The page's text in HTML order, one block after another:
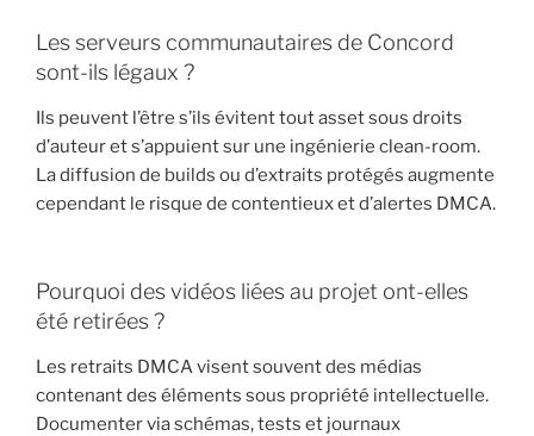
Les serveurs communautaires de Concord
sont-ils légaux ?
Ils peuvent l’être s’ils évitent tout asset sous droits
d’auteur et s’appuient sur une ingénierie clean-room.
La diffusion de builds ou d’extraits protégés augmente
cependant le risque de contentieux et d’alertes DMCA.
Pourquoi des vidéos liées au projet ont-elles
été retirées ?
Les retraits DMCA visent souvent des médias
contenant des éléments sous propriété intellectuelle.
Documenter via schémas, tests et journaux